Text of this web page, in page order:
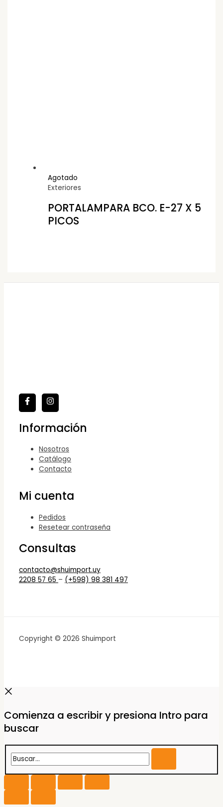
Agotado
Exteriores
PORTALAMPARA BCO. E-27 X 5
PICOS
Información
Nosotros
Catálogo
Contacto
Mi cuenta
Pedidos
Resetear contraseña
Consultas
contacto@shuimport.uy
2208 57 65 – (+598) 98 381 497
Copyright © 2026 Shuimport
Comienza a escribir y presiona Intro para
buscar
Buscar...